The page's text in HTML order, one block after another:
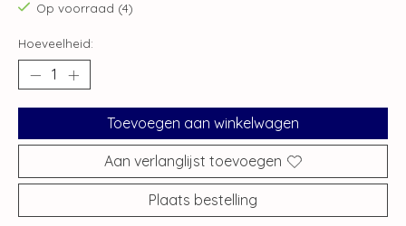
Op voorraad (4)
Hoeveelheid:
Toevoegen aan winkelwagen
Aan verlanglijst toevoegen
Plaats bestelling